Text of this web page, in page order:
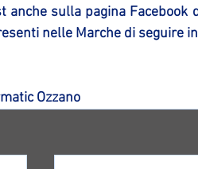
anche sulla pagina
nelle Marche di seguire
Ozzano